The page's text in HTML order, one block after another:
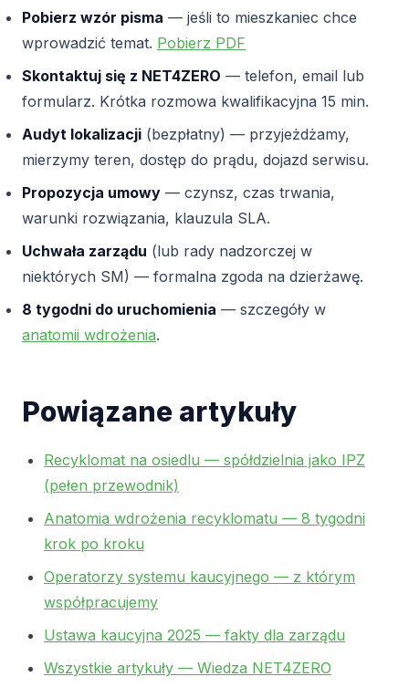
Pobierz wzór pisma — jeśli to mieszkaniec chce
wprowadzić temat. Pobierz PDF
Skontaktuj się z NET4ZERO — telefon, email lub
formularz. Krótka rozmowa kwalifikacyjna 15 min.
Audyt lokalizacji (bezpłatny) — przyjeżdżamy,
mierzymy teren, dostęp do prądu, dojazd serwisu.
Propozycja umowy — czynsz, czas trwania,
warunki rozwiązania, klauzula SLA.
Uchwała zarządu (lub rady nadzorczej w
niektórych SM) — formalna zgoda na dzierżawę.
8 tygodni do uruchomienia — szczegóły w
anatomii wdrożenia.
Powiązane artykuły
Recyklomat na osiedlu — spółdzielnia jako IPZ
(pełen przewodnik)
Anatomia wdrożenia recyklomatu — 8 tygodni
krok po kroku
Operatorzy systemu kaucyjnego — z którym
współpracujemy
Ustawa kaucyjna 2025 — fakty dla zarządu
Wszystkie artykuły — Wiedza NET4ZERO